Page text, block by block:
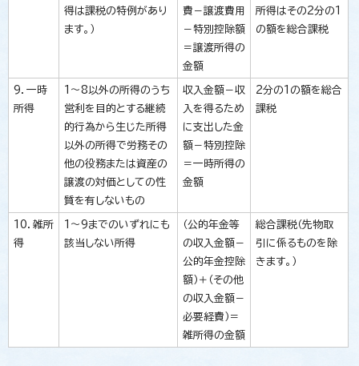
得は課税の特例があり
ます。）
費－譲渡費用
－特別控除額
＝譲渡所得の
金額
所得はその2分の1
の額を総合課税
9．一時
所得
1～8以外の所得のうち
営利を目的とする継続
的行為から生じた所得
以外の所得で労務その
他の役務または資産の
譲渡の対価としての性
質を有しないもの
収入金額－収
入を得るため
に支出した金
額－特別控除
＝一時所得の
金額
2分の1の額を総合
課税
10．雑所
得
1～9までのいずれにも
該当しない所得
（公的年金等
の収入金額－
公的年金控除
額）＋（その他
の収入金額－
必要経費）＝
雑所得の金額
総合課税（先物取
引に係るものを除
きます。）